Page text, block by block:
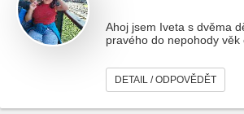
Ahoj jsem Iveta s dvěma
pravého do nepohody věk
DETAIL / ODPOVĚDĚT